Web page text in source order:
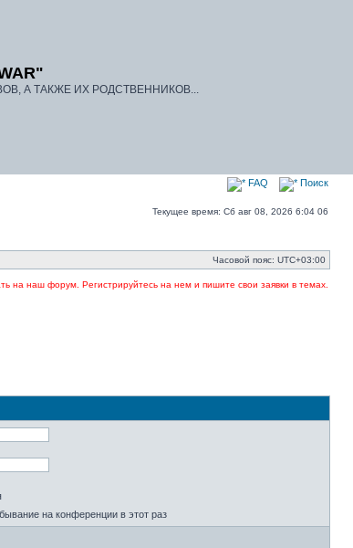
А ТАКЖЕ ИХ РОДСТВЕННИКОВ...
FAQ Поиск
Текущее время: Сб авг 08, 2026 6:04 06
Часовой пояс: UTC+03:00
на наш форум. Регистрируйтесь на нем и пишите свои заявки в темах.
на конференции в этот раз